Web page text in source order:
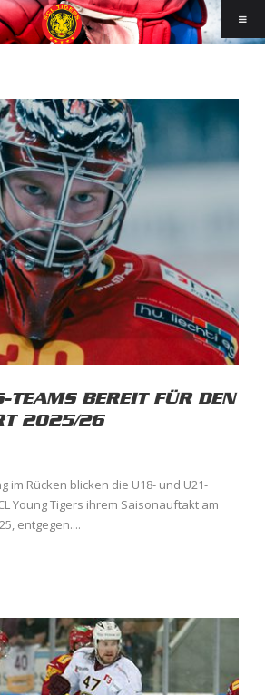
TEAMS BEREIT FÜR DEN
2025/26
im Rücken blicken die U18- und U21-
Young Tigers ihrem Saisonauftakt am
entgegen....